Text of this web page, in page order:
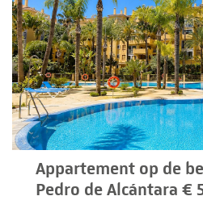
Appartement op de
Pedro de Alcántara €